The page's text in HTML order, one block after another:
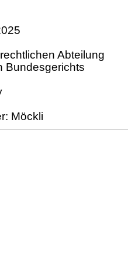
Abteilung
Bundesgerichts
Möckli